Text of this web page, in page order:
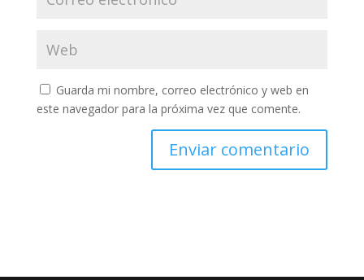
Guarda mi nombre, correo electrónico y web en
este navegador para la próxima vez que comente.